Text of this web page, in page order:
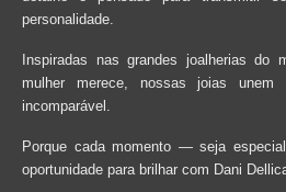
personalidade.
Inspiradas nas grandes joalherias do
mulher merece, nossas joias unem
incomparável.
Porque cada momento — seja
oportunidade para brilhar com Dani